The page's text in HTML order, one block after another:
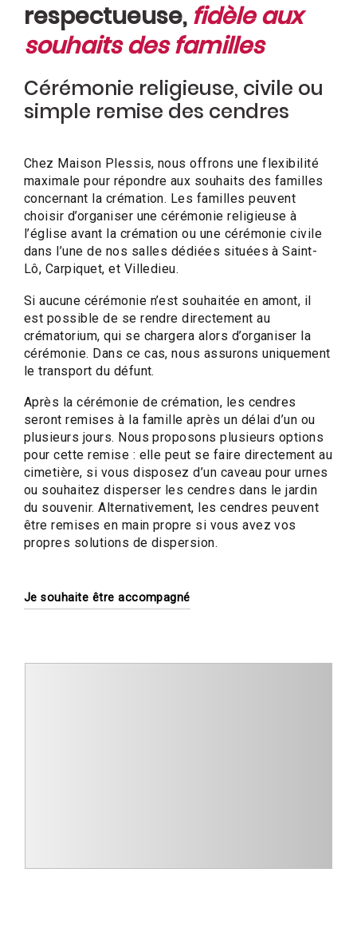
respectueuse, fidèle aux
souhaits des familles
Cérémonie religieuse, civile ou
simple remise des cendres
Chez Maison Plessis, nous offrons une flexibilité
maximale pour répondre aux souhaits des familles
concernant la crémation. Les familles peuvent
choisir d’organiser une cérémonie religieuse à
l’église avant la crémation ou une cérémonie civile
dans l’une de nos salles dédiées situées à Saint-
Lô, Carpiquet, et Villedieu.
Si aucune cérémonie n’est souhaitée en amont, il
est possible de se rendre directement au
crématorium, qui se chargera alors d’organiser la
cérémonie. Dans ce cas, nous assurons uniquement
le transport du défunt.
Après la cérémonie de crémation, les cendres
seront remises à la famille après un délai d’un ou
plusieurs jours. Nous proposons plusieurs options
pour cette remise : elle peut se faire directement au
cimetière, si vous disposez d’un caveau pour urnes
ou souhaitez disperser les cendres dans le jardin
du souvenir. Alternativement, les cendres peuvent
être remises en main propre si vous avez vos
propres solutions de dispersion.
Je souhaite être accompagné